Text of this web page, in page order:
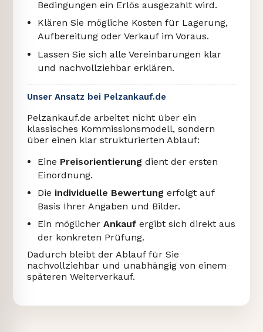
Bedingungen ein Erlös ausgezahlt wird.
Klären Sie mögliche Kosten für Lagerung,
Aufbereitung oder Verkauf im Voraus.
Lassen Sie sich alle Vereinbarungen klar
und nachvollziehbar erklären.
Unser Ansatz bei Pelzankauf.de
Pelzankauf.de arbeitet nicht über ein
klassisches Kommissionsmodell, sondern
über einen klar strukturierten Ablauf:
Eine Preisorientierung dient der ersten
Einordnung.
Die individuelle Bewertung erfolgt auf
Basis Ihrer Angaben und Bilder.
Ein möglicher Ankauf ergibt sich direkt aus
der konkreten Prüfung.
Dadurch bleibt der Ablauf für Sie
nachvollziehbar und unabhängig von einem
späteren Weiterverkauf.